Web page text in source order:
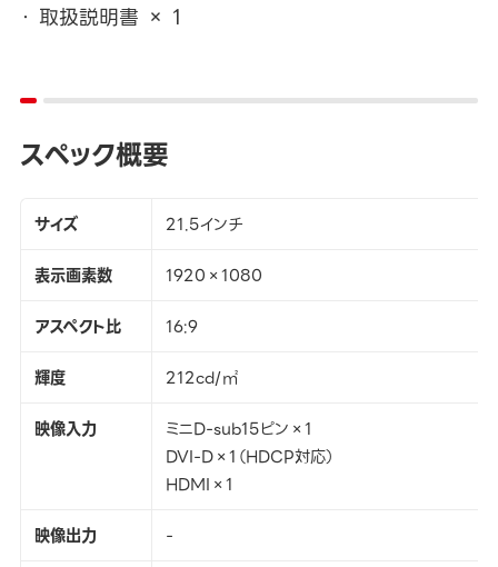
取扱説明書 × 1
スペック概要
サイズ
21.5インチ
表示画素数
1920×1080
アスペクト比
16:9
輝度
212cd/㎡
映像入力
ミニD-sub15ピン×1
DVI-D×1（HDCP対応）
HDMI×1
映像出力
-